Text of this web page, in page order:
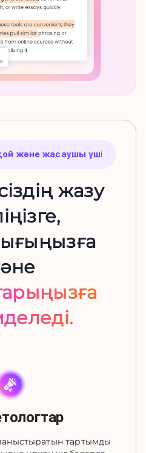
және жасаушы үшін
жазу
тартымды